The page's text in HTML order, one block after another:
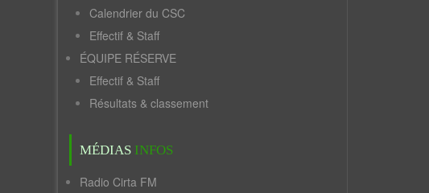
Calendrier du CSC
Effectif & Staff
ÉQUIPE RÉSERVE
Effectif & Staff
Résultats & classement
MÉDIAS INFOS
Radio Cirta FM